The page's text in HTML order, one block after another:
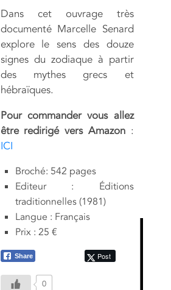
Dans cet ouvrage très
documenté Marcelle Senard
explore le sens des douze
signes du zodiaque à partir
des mythes grecs et
hébraïques.
Pour commander vous allez
être redirigé vers Amazon:
ICI
Broché: 542 pages
Editeur : Éditions
traditionnelles (1981)
Langue : Français
Prix : 25 €
Share Post
0